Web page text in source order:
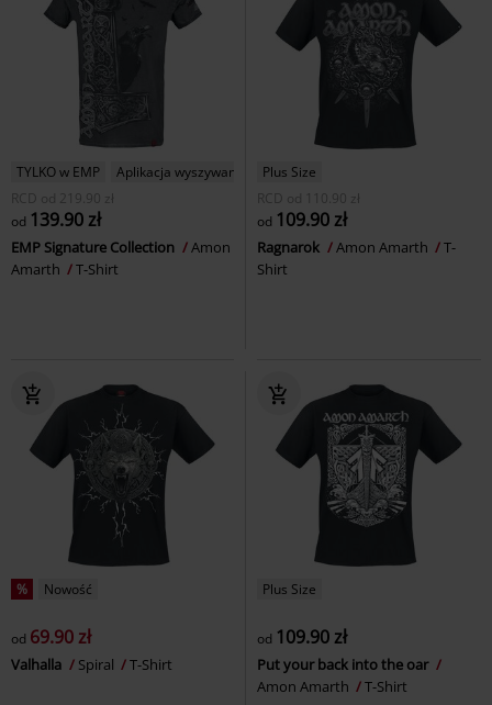
TYLKO w EMP
Aplikacja wyszywana
RCD
od 219.90 zł
od 139.90 zł
EMP Signature Collection
Amon
Amarth
T-Shirt
Plus Size
RCD
od 110.90 zł
od 109.90 zł
Ragnarok Amon Amarth
T-
Shirt
% Nowość
od 69.90 zł
Valhalla Spiral T-Shirt
Plus Size
od 109.90 zł
Put your back into the oar
Amon Amarth
T-Shirt